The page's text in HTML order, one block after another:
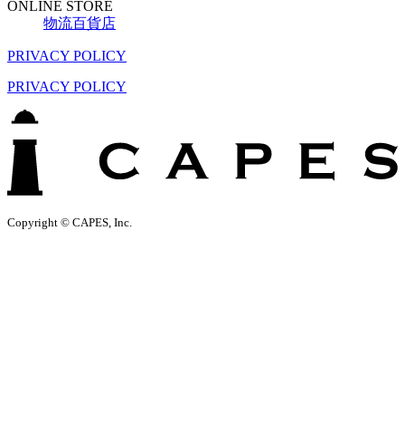
ONLINE STORE
物流百貨店
PRIVACY POLICY
PRIVACY POLICY
Copyright © CAPES, Inc.